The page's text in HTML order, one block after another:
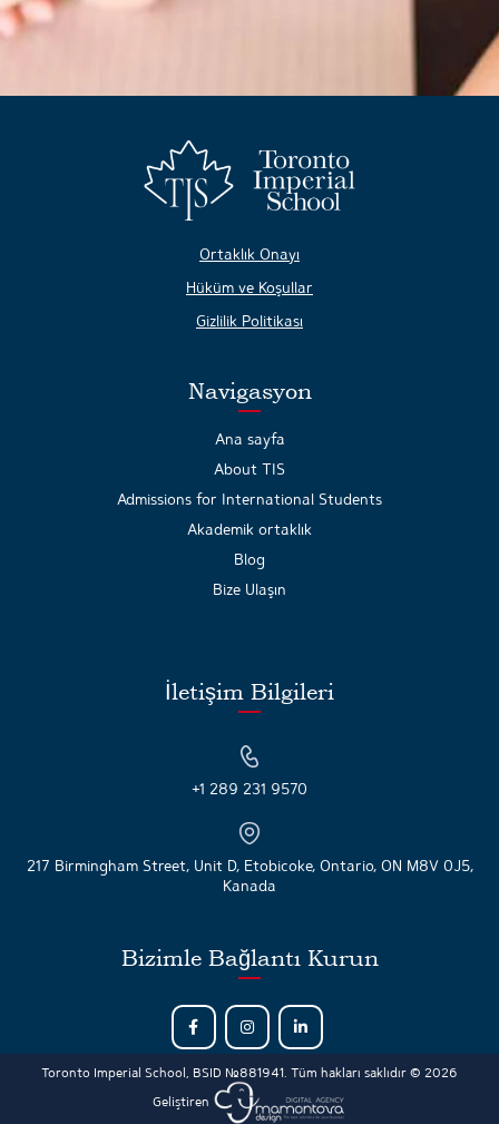
Ortaklık Onayı
Hüküm ve Koşullar
Gizlilik Politikası
Navigasyon
Ana sayfa
About TIS
Admissions for International Students
Akademik ortaklık
Blog
Bize Ulaşın
İletişim Bilgileri
+1 289 231 9570
217 Birmingham Street, Unit D, Etobicoke, Ontario, ON M8V 0J5,
Kanada
Bizimle Bağlantı Kurun
Toronto Imperial School, BSID №881941. Tüm hakları saklıdır © 2026
Geliştiren